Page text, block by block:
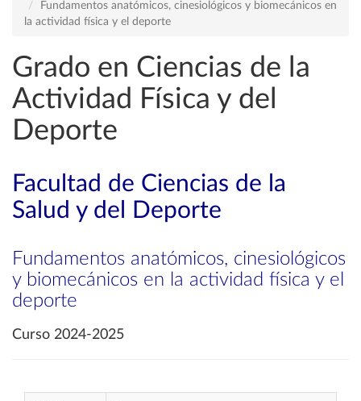
Fundamentos anatómicos, cinesiológicos y biomecánicos en
la actividad física y el deporte
Grado en Ciencias de la
Actividad Física y del
Deporte
Facultad de Ciencias de la
Salud y del Deporte
Fundamentos anatómicos, cinesiológicos
y biomecánicos en la actividad física y el
deporte
Curso 2024-2025